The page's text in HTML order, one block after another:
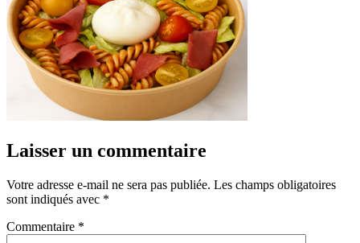
Laisser un commentaire
Votre adresse e-mail ne sera pas publiée. Les champs obligatoires
sont indiqués avec *
Commentaire *